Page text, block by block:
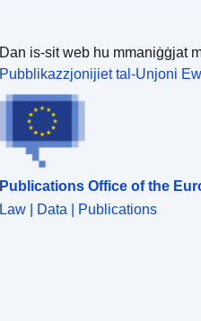
Dan is-sit web hu mmaniġġjat
Pubblikazzjonijiet tal-Unjoni
Publications Office of the
Law | Data | Publications